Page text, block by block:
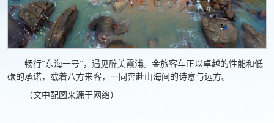
畅行“东海一号”，遇见醉美霞浦。金旅客车正以卓越的性能和低
碳的承诺，载着八方来客，一同奔赴山海间的诗意与远方。
（文中配图来源于网络）